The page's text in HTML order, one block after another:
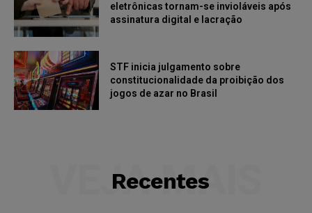
eletrônicas tornam-se invioláveis após
assinatura digital e lacração
STF inicia julgamento sobre
constitucionalidade da proibição dos
jogos de azar no Brasil
Recentes
VEJA MAIS